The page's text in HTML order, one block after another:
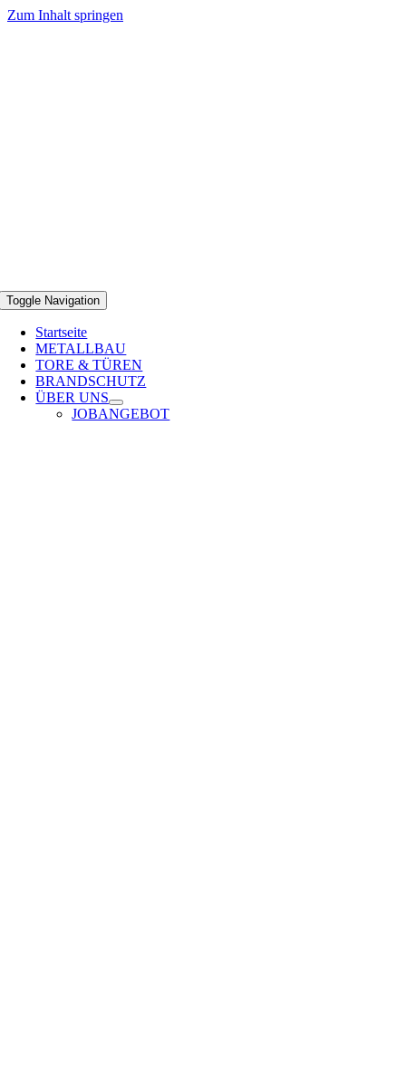
Zum Inhalt springen
Toggle Navigation
Startseite
METALLBAU
TORE & TÜREN
BRANDSCHUTZ
ÜBER UNS
JOBANGEBOT